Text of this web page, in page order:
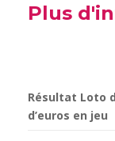
Plus
Résultat Loto
d’euros en jeu